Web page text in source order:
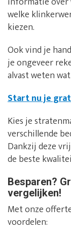
welke
kiezen.
Ook vind je
je ongeveer
alvast weten
Start nu je
Kies je
verschillende
Dankzij deze
de beste
Besparen?
vergelijken!
Met onze
voordelen: